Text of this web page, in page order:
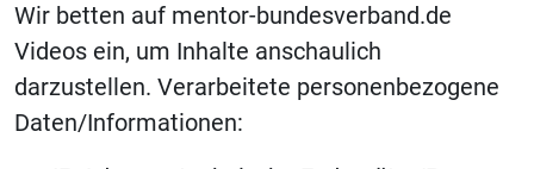
Wir betten auf mentor-bundesverband.de
Videos ein, um Inhalte anschaulich
darzustellen. Verarbeitete personenbezogene
Daten/Informationen: